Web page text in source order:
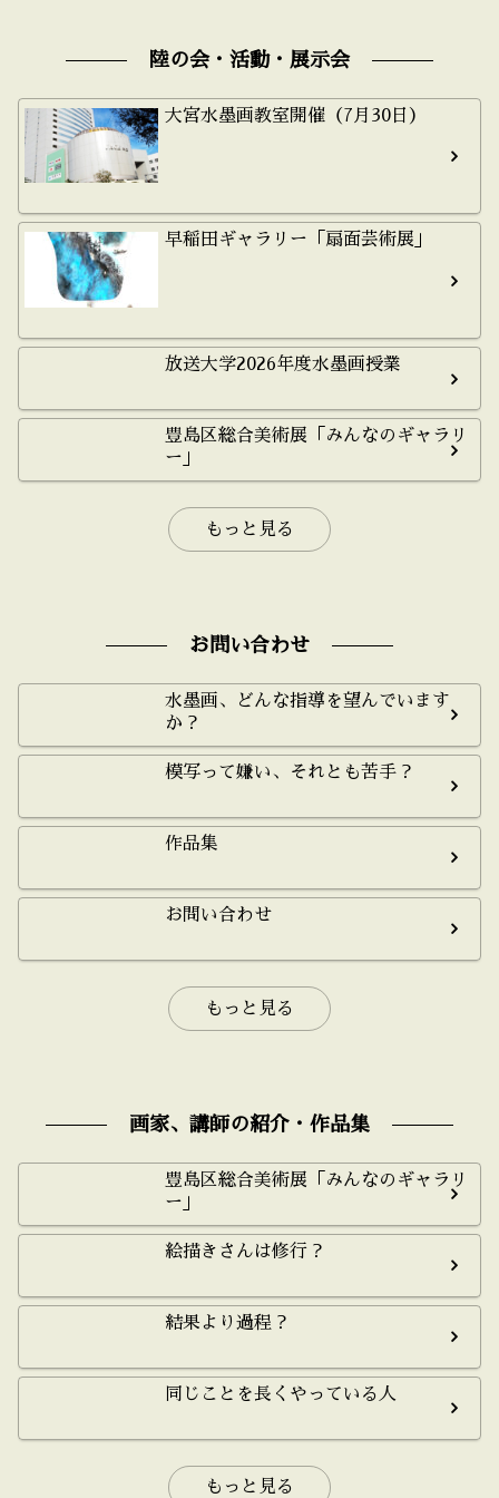
陸の会・活動・展示会
大宮水墨画教室開催（7月30日）
早稲田ギャラリー「扇面芸術展」
放送大学2026年度水墨画授業
豊島区総合美術展「みんなのギャラリ
ー」
もっと見る
お問い合わせ
水墨画、どんな指導を望んでいます
か？
模写って嫌い、それとも苦手？
作品集
お問い合わせ
もっと見る
画家、講師の紹介・作品集
豊島区総合美術展「みんなのギャラリ
ー」
絵描きさんは修行？
結果より過程？
同じことを長くやっている人
もっと見る